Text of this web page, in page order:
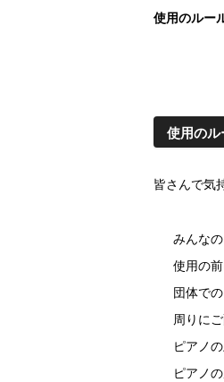
使用のルー
使用の
皆さんで気
みんな
使用の
団体で
周りに
ピアノ
ピアノ